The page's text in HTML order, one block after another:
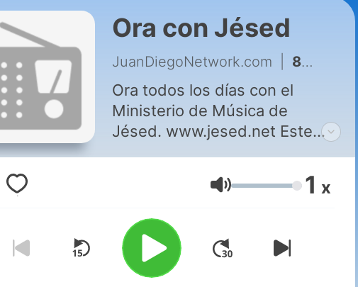
Ora con Jésed
JuanDiegoNetwork.com 863 - Ora con Jésed 4 de Mayo - Chuy Larios
Ora todos los días con el
Ministerio de Música de
Jésed. www.jesed.net Este
JuanDiegoNetwork.com
Volumen 1 x